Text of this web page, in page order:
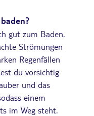
gut zum Baden.
Strömungen
Regenfällen
du vorsichtig
und das
einem
im Weg steht.